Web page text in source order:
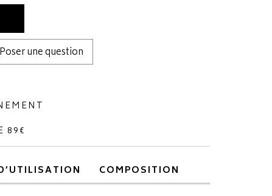
Poser une question
89€
COMPOSITION